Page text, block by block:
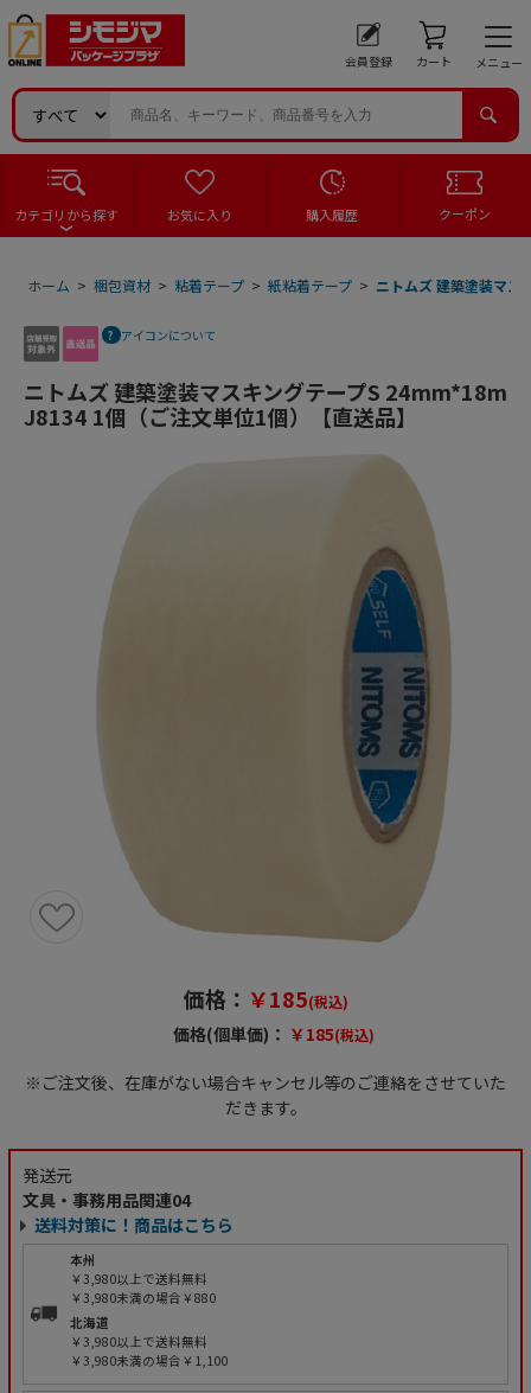
会員登録 カート メニュー
カテゴリから探す お気に入り 購入履歴 クーポン
ホーム > 梱包資材 > 粘着テープ > 紙粘着テープ > ニトムズ 建築塗装マ
アイコンについて
ニトムズ 建築塗装マスキングテープS 24mm*18m
J8134 1個（ご注文単位1個）【直送品】
価格： ￥185(税込)
価格(個単価)： ￥185(税込)
※ご注文後、在庫がない場合キャンセル等のご連絡をさせていた
だきます。
発送元
文具・事務用品関連04
送料対策に！商品はこちら
本州
￥3,980以上で送料無料
￥3,980未満の場合￥880
北海道
￥3,980以上で送料無料
￥3,980未満の場合￥1,100